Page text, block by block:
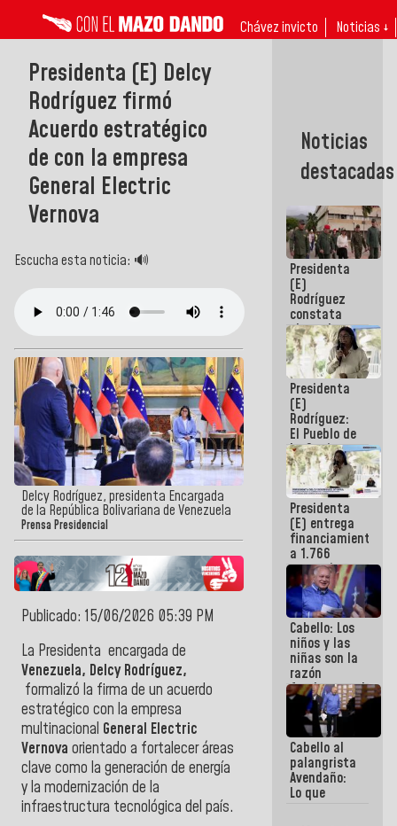
Chávez invicto Noticias ↓
Presidenta (E) Delcy
Rodríguez firmó
Acuerdo estratégico
de con la empresa
General Electric
Vernova
Escucha esta noticia: 🔊
Delcy Rodríguez, presidenta Encargada
de la República Bolivariana de Venezuela
Prensa Presidencial
Publicado: 15/06/2026 05:39 PM
La Presidenta encargada de
Venezuela, Delcy Rodríguez,
formalizó la firma de un acuerdo
estratégico con la empresa
multinacional General Electric
Vernova orientado a fortalecer áreas
clave como la generación de energía
y la modernización de la
infraestructura tecnológica del país.
Noticias
destacadas
Presidenta
(E)
Rodríguez
constata
obras de
rehabilitación
de Escuela
Militar de
Mamo en La
Guaira
Presidenta
(E)
Rodríguez:
El Pueblo de
La Guaira
siempre
estará
acompañada
por el
Gobierno
Nacional
Presidenta
(E) entrega
financiamientos
a 1.766
comerciantes
y
emprendedores
afectados
por
terremotos
Cabello: Los
niños y las
niñas son la
razón
fundamental
de todo lo
que
estamos
haciendo
Cabello al
palangrista
Avendaño:
Lo que